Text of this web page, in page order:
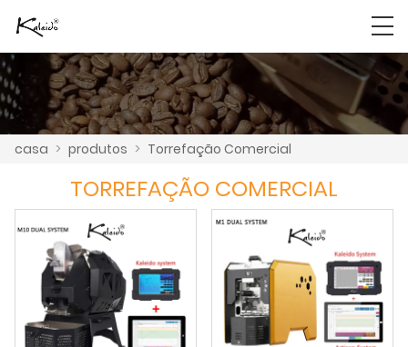
casa > produtos > Torrefação Comercial
TORREFAÇÃO COMERCIAL